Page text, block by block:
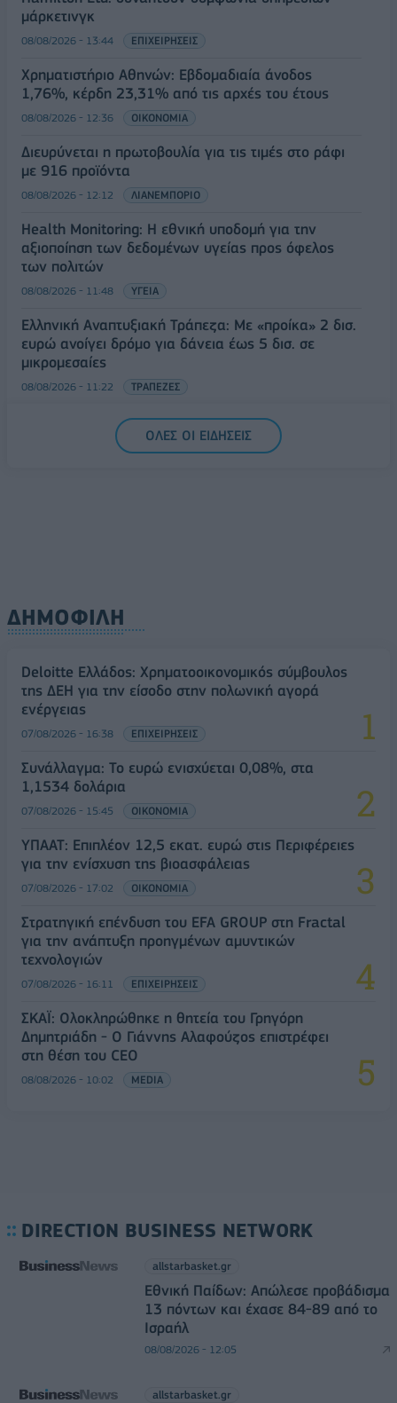
μάρκετινγκ
08/08/2026 - 13:44 ΕΠΙΧΕΙΡΗΣΕΙΣ
Χρηματιστήριο Αθηνών: Εβδομαδιαία άνοδος
1,76%, κέρδη 23,31% από τις αρχές του έτους
08/08/2026 - 12:36 ΟΙΚΟΝΟΜΙΑ
Διευρύνεται η πρωτοβουλία για τις τιμές στο ράφι
με 916 προϊόντα
08/08/2026 - 12:12 ΛΙΑΝΕΜΠΟΡΙΟ
Health Monitoring: Η εθνική υποδομή για την
αξιοποίηση των δεδομένων υγείας προς όφελος
των πολιτών
08/08/2026 - 11:48 ΥΓΕΙΑ
Ελληνική Αναπτυξιακή Τράπεζα: Με «προίκα» 2 δισ.
ευρώ ανοίγει δρόμο για δάνεια έως 5 δισ. σε
μικρομεσαίες
08/08/2026 - 11:22 ΤΡΑΠΕΖΕΣ
5G παντού, 6G στον ορίζοντα: Πού βρίσκεται η
Ελλάδα στη μεγάλη τεχνολογική μετάβαση
ΟΛΕΣ ΟΙ ΕΙΔΗΣΕΙΣ
ΔΗΜΟΦΙΛΗ
Deloitte Ελλάδος: Χρηματοοικονομικός σύμβουλος
της ΔΕΗ για την είσοδο στην πολωνική αγορά
ενέργειας
07/08/2026 - 16:38 ΕΠΙΧΕΙΡΗΣΕΙΣ
Συνάλλαγμα: Το ευρώ ενισχύεται 0,08%, στα
1,1534 δολάρια
07/08/2026 - 15:45 ΟΙΚΟΝΟΜΙΑ
ΥΠΑΑΤ: Επιπλέον 12,5 εκατ. ευρώ στις Περιφέρειες
για την ενίσχυση της βιοασφάλειας
07/08/2026 - 17:02 ΟΙΚΟΝΟΜΙΑ
Στρατηγική επένδυση του EFA GROUP στη Fractal
για την ανάπτυξη προηγμένων αμυντικών
τεχνολογιών
07/08/2026 - 16:11 ΕΠΙΧΕΙΡΗΣΕΙΣ
ΣΚΑΪ: Ολοκληρώθηκε η θητεία του Γρηγόρη
Δημητριάδη - Ο Γιάννης Αλαφούζος επιστρέφει
στη θέση του CEO
08/08/2026 - 10:02 MEDIA
DIRECTION BUSINESS NETWORK
allstarbasket.gr
Εθνική Παίδων: Απώλεσε προβάδισμα
13 πόντων και έχασε 84-89 από το
Ισραήλ
08/08/2026 - 12:05
allstarbasket.gr